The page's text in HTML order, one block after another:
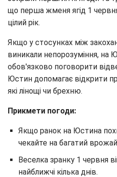
що перша жменя ягід 1
цілий рік.
Якщо у стосунках між
виникали непорозуміння, на
обов'язково поговорити
Юстин допомагає відкрити
які лінощі чи брехню.
Прикмети погоди:
Якщо ранок на Юстина
чекайте на багатий
Веселка зранку 1 червня
найближчі кілька днів.